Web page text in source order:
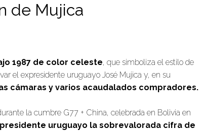
de Mujica
1987 de color celeste, que simboliza el estilo de
el expresidente uruguayo José Mujica y, en su
cámaras y varios acaudalados compradores.
la cumbre G77 + China, celebrada en Bolivia en
uruguayo la sobrevalorada cifra de